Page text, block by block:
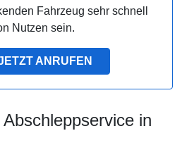
Fahrzeug sehr schnell
Nutzen sein.
ANRUFEN
in